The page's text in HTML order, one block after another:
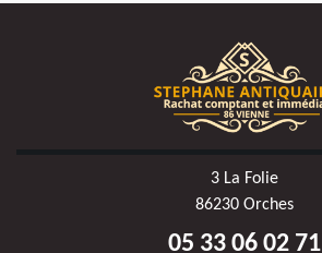
3 La Folie
86230 Orches
05 33 06 02 71